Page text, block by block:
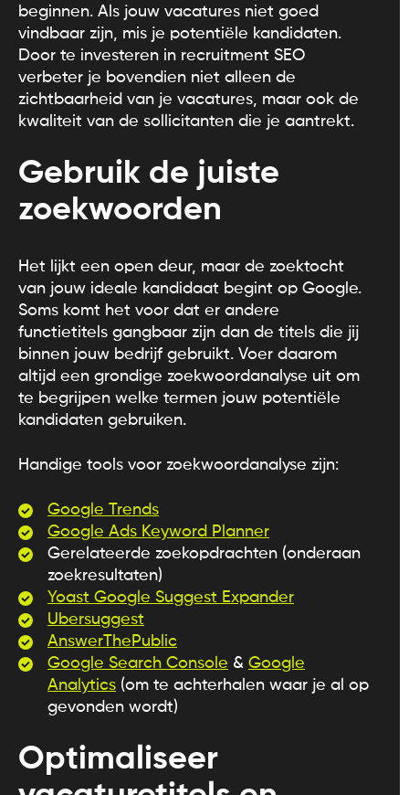
beginnen. Als jouw vacatures niet goed
vindbaar zijn, mis je potentiële kandidaten.
Door te investeren in recruitment SEO
verbeter je bovendien niet alleen de
zichtbaarheid van je vacatures, maar ook de
kwaliteit van de sollicitanten die je aantrekt.
Gebruik de juiste
zoekwoorden
Het lijkt een open deur, maar de zoektocht
van jouw ideale kandidaat begint op Google.
Soms komt het voor dat er andere
functietitels gangbaar zijn dan de titels die jij
binnen jouw bedrijf gebruikt. Voer daarom
altijd een grondige zoekwoordanalyse uit om
te begrijpen welke termen jouw potentiële
kandidaten gebruiken.
Handige tools voor zoekwoordanalyse zijn:
Google Trends
Google Ads Keyword Planner
Gerelateerde zoekopdrachten (onderaan
zoekresultaten)
Yoast Google Suggest Expander
Ubersuggest
AnswerThePublic
Google Search Console & Google
Analytics (om te achterhalen waar je al op
gevonden wordt)
Optimaliseer